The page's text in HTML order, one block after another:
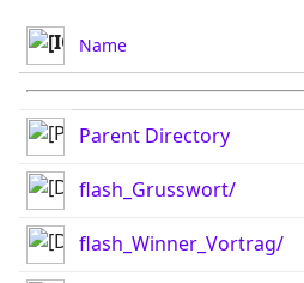
Name
Parent Directory
flash_Grusswort/
flash_Winner_Vortrag/